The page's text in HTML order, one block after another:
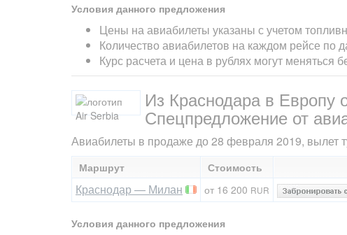
Условия данного предложения
Цены на авиабилеты указаны с учетом
Количество авиабилетов на каждом рейсе по
Курс расчета и цена в рублях могут меняться
Из Краснодара в Европу
Спецпредложение от
Авиабилеты в продаже до 28 февраля 2019, вылет
Маршрут Стоимость
Краснодар — Милан от 16 200 RUR
Условия данного предложения